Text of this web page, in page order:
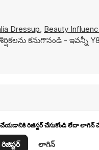
Dressup, Beauty
కనుగొనండి -
రిజిస్టర్ చేసుకోండి లేదా లాగిన్
రిజిస్టర్ లాగిన్